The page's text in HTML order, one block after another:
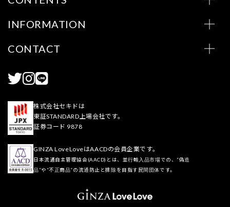
INFORMATION
CONTACT
株式会社セキドは
東証STANDARD上場会社です。
証券コード 9878
GINZA LoveLoveはAACDの会員企業です。
日本流通自主管理協会(AACD)とは、並行輸入品市場での、“偽造
品”や“不正商品”の流通防止と排除を目指す民間団体です。